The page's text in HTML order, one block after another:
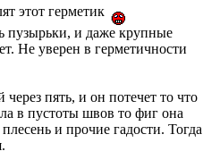
этот герметик
и даже крупные
Не уверен в герметичности
пять, и он потечет то что
в пустоты швов то фиг она
и прочие гадости. Тогда